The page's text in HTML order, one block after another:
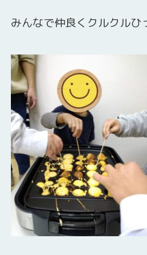
みんなで仲良くクルクルひ